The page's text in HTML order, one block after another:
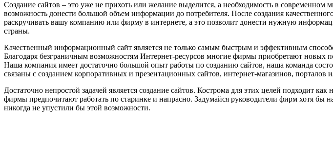
Создание сайтов – это уже не прихоть или желание выделится, а необходимость в
возможность донести большой объем информации до потребителя. После создания
раскручивать вашу компанию или фирму в интернете, а это позволит донести нужную
страны.
Качественный информационный сайт является не только самым быстрым и эффективным
Благодаря безграничным возможностям Интернет-ресурсов многие фирмы приобретают
Наша компания имеет достаточно большой опыт работы по созданию сайтов, наша команда
связаны с созданием корпоративных и презентационных сайтов, интернет-магазинов, порталов
Достаточно непростой задачей является создание сайтов. Кострома для этих целей подходит
фирмы предпочитают работать по старинке и напрасно. Задумайся руководители фирм хотя бы
никогда не упустили бы этой возможности.